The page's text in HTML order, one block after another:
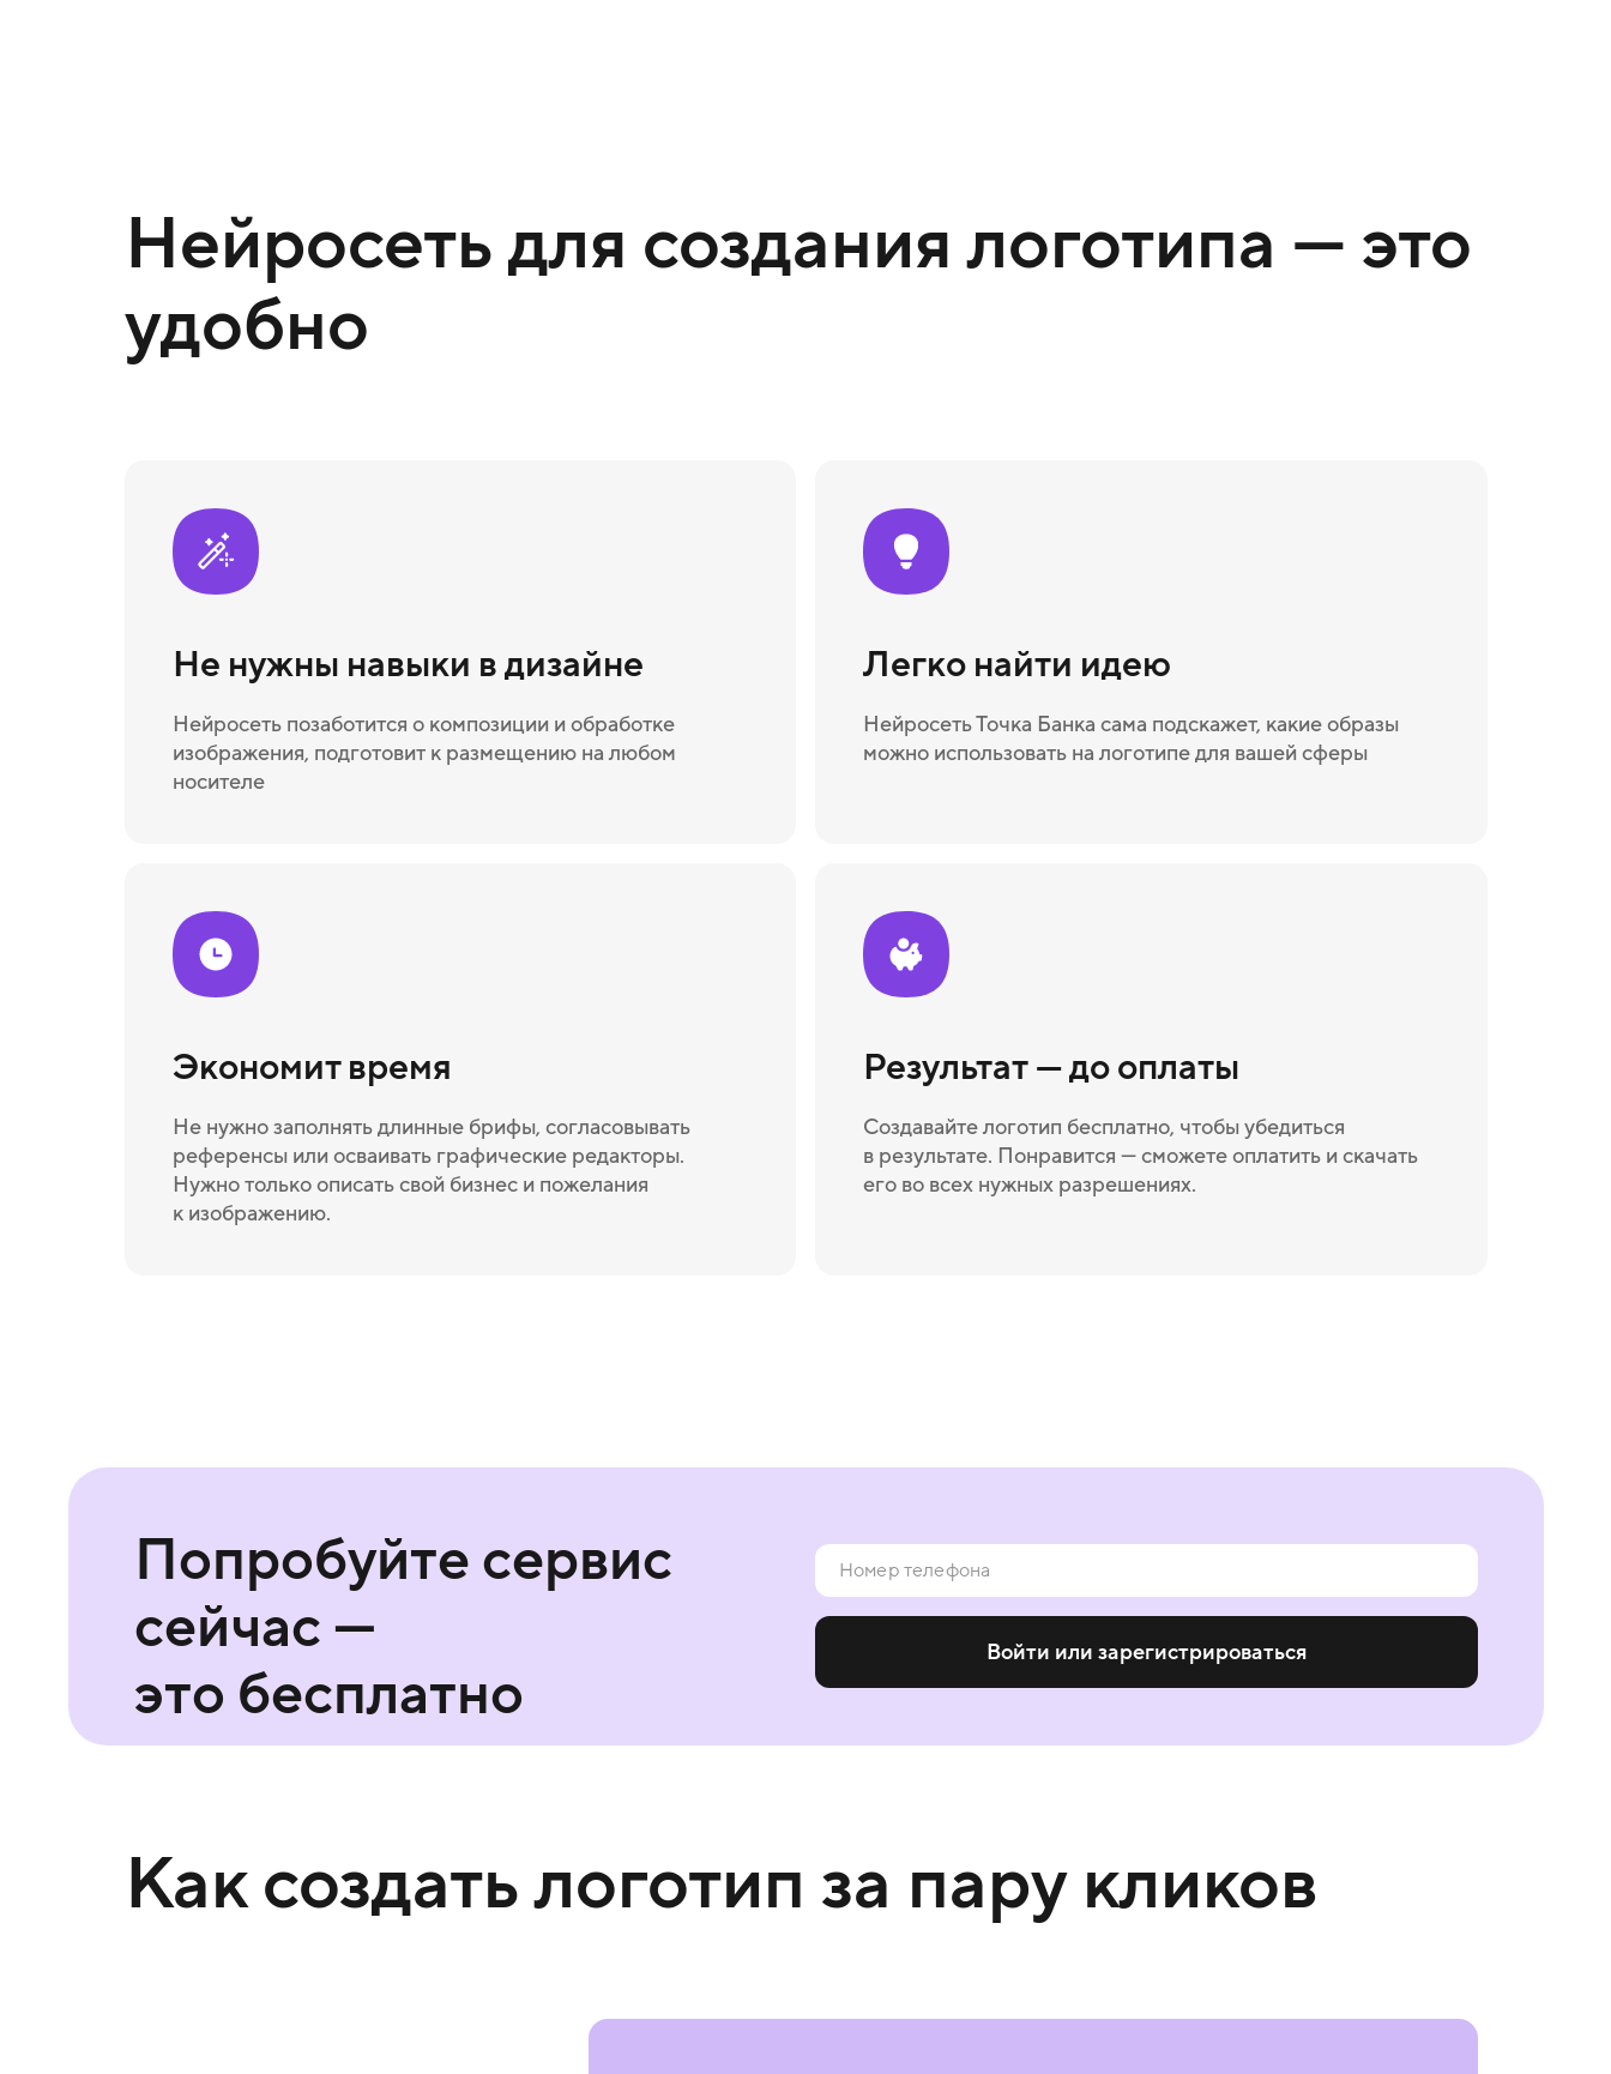
Нейросеть для создания логотипа — это
удобно
Не нужны навыки в дизайне
Нейросеть позаботится о композиции и обработке
изображения, подготовит к размещению на любом
носителе
Легко найти идею
Нейросеть Точка Банка сама подскажет, какие образы
можно использовать на логотипе для вашей сферы
Экономит время
Не нужно заполнять длинные брифы, согласовывать
референсы или осваивать графические редакторы.
Нужно только описать свой бизнес и пожелания
к изображению.
Результат — до оплаты
Создавайте логотип бесплатно, чтобы убедиться
в результате. Понравится — сможете оплатить и скачать
его во всех нужных разрешениях.
Попробуйте сервис
сейчас —
это бесплатно
Войти или зарегистрироваться
Как создать логотип за пару кликов